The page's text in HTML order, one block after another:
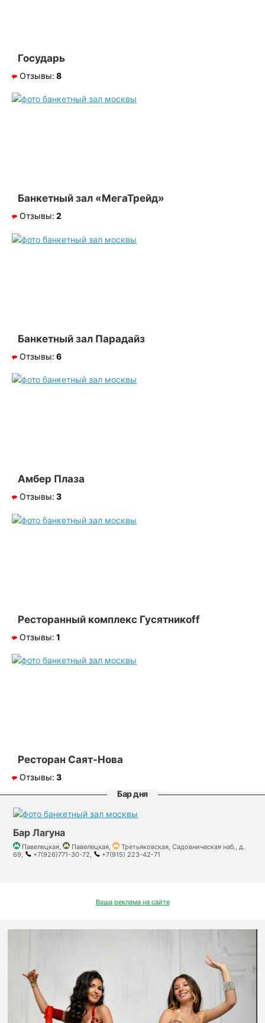
Государь
Отзывы: 8
Банкетный зал «МегаТрейд»
Отзывы: 2
Банкетный зал Парадайз
Отзывы: 6
Амбер Плаза
Отзывы: 3
Ресторанный комплекс Гусятникоff
Отзывы: 1
Ресторан Саят-Нова
Отзывы: 3
Бар дня
Бар Лагуна
Павелецкая, Павелецкая,
Третьяковская, Садовническая наб., д.
69,
+7(926)771-30-72, +7(915) 223-42-71
Ваша реклама на сайте